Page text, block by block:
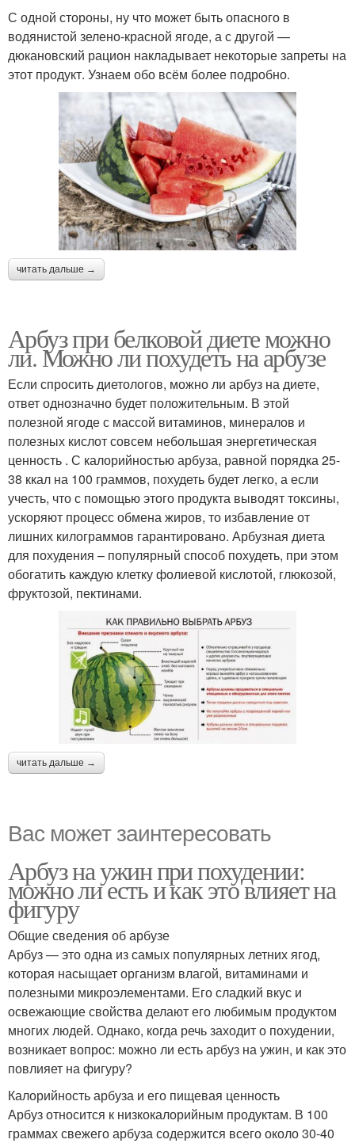
С одной стороны, ну что может быть опасного в
водянистой зелено-красной ягоде, а с другой —
дюкановский рацион накладывает некоторые запреты на
этот продукт. Узнаем обо всём более подробно.
читать дальше →
Арбуз при белковой диете можно
ли. Можно ли похудеть на арбузе
Если спросить диетологов, можно ли арбуз на диете,
ответ однозначно будет положительным. В этой
полезной ягоде с массой витаминов, минералов и
полезных кислот совсем небольшая энергетическая
ценность . С калорийностью арбуза, равной порядка 25-
38 ккал на 100 граммов, похудеть будет легко, а если
учесть, что с помощью этого продукта выводят токсины,
ускоряют процесс обмена жиров, то избавление от
лишних килограммов гарантировано. Арбузная диета
для похудения – популярный способ похудеть, при этом
обогатить каждую клетку фолиевой кислотой, глюкозой,
фруктозой, пектинами.
читать дальше →
Вас может заинтересовать
Арбуз на ужин при похудении:
можно ли есть и как это влияет на
фигуру
Общие сведения об арбузе
Арбуз — это одна из самых популярных летних ягод,
которая насыщает организм влагой, витаминами и
полезными микроэлементами. Его сладкий вкус и
освежающие свойства делают его любимым продуктом
многих людей. Однако, когда речь заходит о похудении,
возникает вопрос: можно ли есть арбуз на ужин, и как это
повлияет на фигуру?
Калорийность арбуза и его пищевая ценность
Арбуз относится к низкокалорийным продуктам. В 100
граммах свежего арбуза содержится всего около 30-40